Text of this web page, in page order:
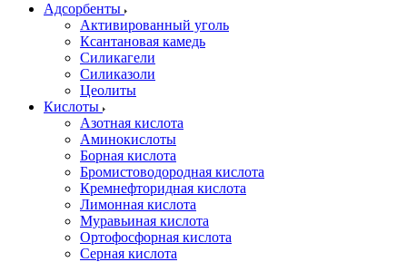
Адсорбенты
Активированный уголь
Ксантановая камедь
Силикагели
Силиказоли
Цеолиты
Кислоты
Азотная кислота
Аминокислоты
Борная кислота
Бромистоводородная кислота
Кремнефторидная кислота
Лимонная кислота
Муравьиная кислота
Ортофосфорная кислота
Серная кислота